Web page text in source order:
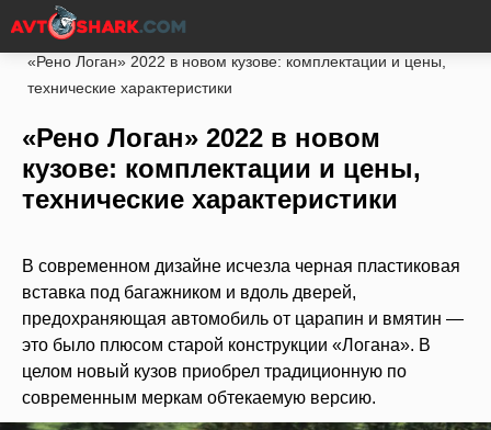
Главная Рено
«Рено Логан» 2022 в новом кузове: комплектации и цены,
технические характеристики
«Рено Логан» 2022 в новом
кузове: комплектации и цены,
технические характеристики
В современном дизайне исчезла черная пластиковая
вставка под багажником и вдоль дверей,
предохраняющая автомобиль от царапин и вмятин —
это было плюсом старой конструкции «Логана». В
целом новый кузов приобрел традиционную по
современным меркам обтекаемую версию.